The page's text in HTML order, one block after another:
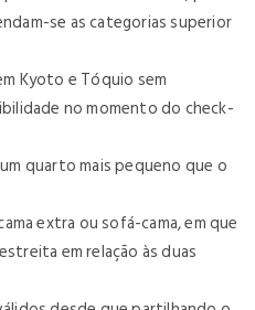
se as categorias superior
Kyoto e Tóquio sem
no momento do check-
quarto mais pequeno que o
extra ou sofá-cama, em que
em relação às duas